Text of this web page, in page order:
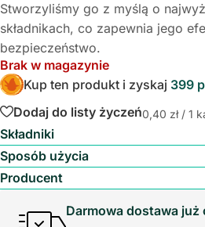
Stworzyliśmy go z myślą o
składnikach, co zapewnia jego
bezpieczeństwo.
Brak w magazynie
Kup ten produkt i zyskaj 399
Dodaj do listy życzeń0,40 zł/ 1
Składniki
Sposób użycia
Producent
Darmowa dostawa już